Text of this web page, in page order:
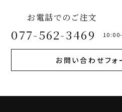
お電話でのご注文
077-562-3469
お問い合わせフォ